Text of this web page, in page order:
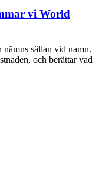
vi World
sällan vid namn.
och berättar vad